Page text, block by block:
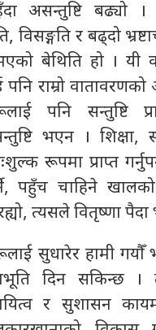
असन्तुष्टि बढ्यो ।
विसङ्गति र बढ्दो
बेथिति हो ।
पनि राम्रो
पनि सन्तुष्टि
भएन । शिक्षा,
रूपमा प्राप्त
पहुँच चाहिने
त्यसले वितृष्णा पैदा
सुधारेर हामी गयौँ
दिन सकिन्छ
र सुशासन